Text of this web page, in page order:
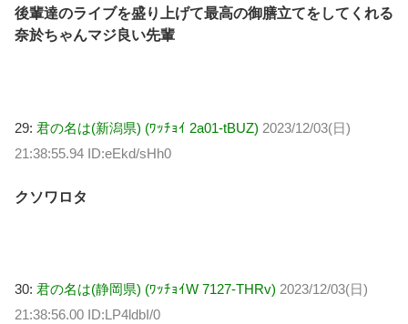
後輩達のライブを盛り上げて最高の御膳立てをしてくれる
奈於ちゃんマジ良い先輩
29: 君の名は(新潟県) (ﾜｯﾁｮｲ 2a01-tBUZ) 2023/12/03(日)
21:38:55.94 ID:eEkd/sHh0
クソワロタ
30: 君の名は(静岡県) (ﾜｯﾁｮｲW 7127-THRv) 2023/12/03(日)
21:38:56.00 ID:LP4ldbI/0